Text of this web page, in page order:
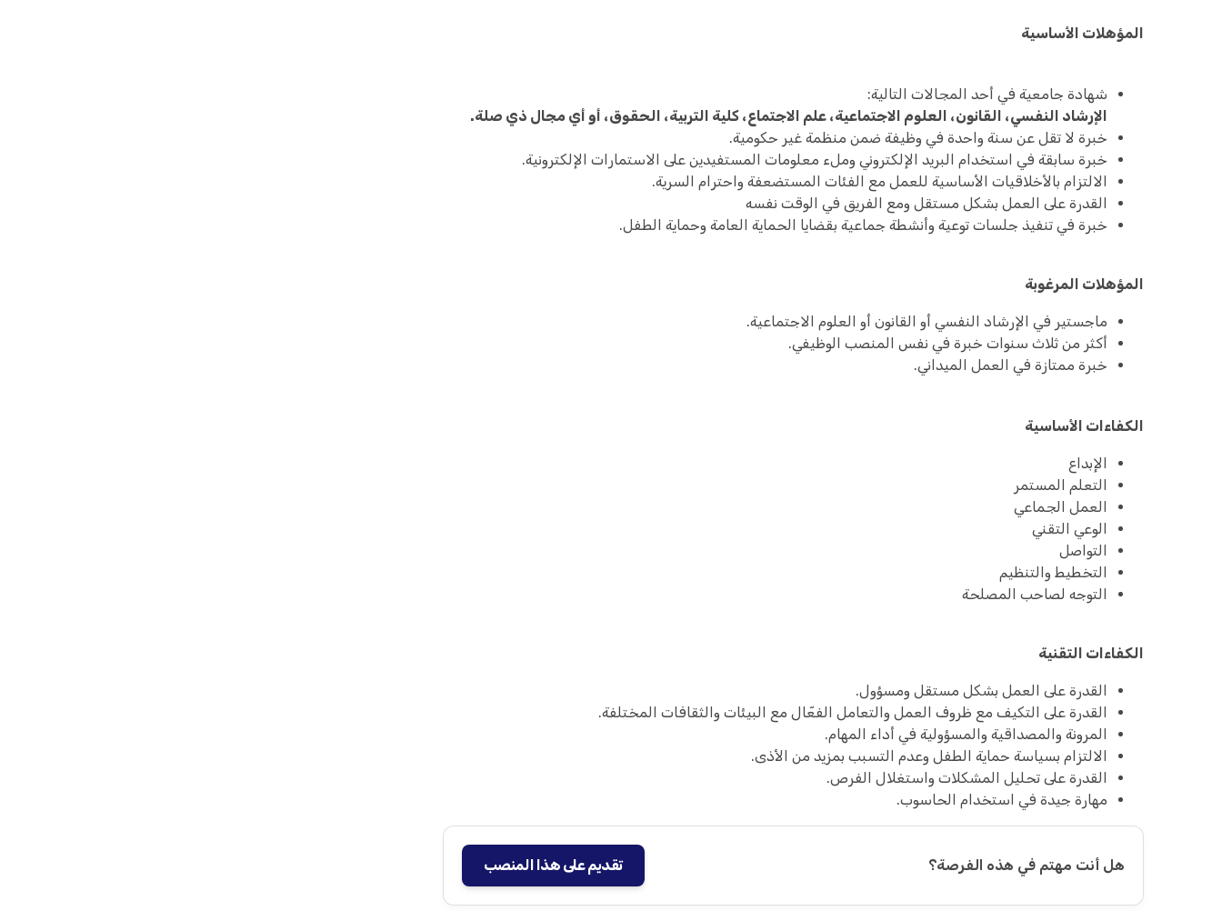
المؤهلات الأساسية
شهادة جامعية في أحد المجالات التالية:
الإرشاد النفسي، القانون، العلوم الاجتماعية، علم الاجتماع، كلية التربية، الحقوق، أو أي مجال ذي صلة.
خبرة لا تقل عن سنة واحدة في وظيفة ضمن منظمة غير حكومية.
خبرة سابقة في استخدام البريد الإلكتروني وملء معلومات المستفيدين على الاستمارات الإلكترونية.
الالتزام بالأخلاقيات الأساسية للعمل مع الفئات المستضعفة واحترام السرية.
القدرة على العمل بشكل مستقل ومع الفريق في الوقت نفسه
خبرة في تنفيذ جلسات توعية وأنشطة جماعية بقضايا الحماية العامة وحماية الطفل.
المؤهلات المرغوبة
ماجستير في الإرشاد النفسي أو القانون أو العلوم الاجتماعية.
أكثر من ثلاث سنوات خبرة في نفس المنصب الوظيفي.
خبرة ممتازة في العمل الميداني.
الكفاءات الأساسية
الإبداع
التعلم المستمر
العمل الجماعي
الوعي التقني
التواصل
التخطيط والتنظيم
التوجه لصاحب المصلحة
الكفاءات التقنية
القدرة على العمل بشكل مستقل ومسؤول.
القدرة على التكيف مع ظروف العمل والتعامل الفعّال مع البيئات والثقافات المختلفة.
المرونة والمصداقية والمسؤولية في أداء المهام.
الالتزام بسياسة حماية الطفل وعدم التسبب بمزيد من الأذى.
القدرة على تحليل المشكلات واستغلال الفرص.
مهارة جيدة في استخدام الحاسوب.
هل أنت مهتم في هذه الفرصة؟ تقديم على هذا المنصب